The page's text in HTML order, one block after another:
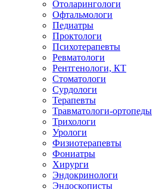
Отоларингологи
Офтальмологи
Педиатры
Проктологи
Психотерапевты
Ревматологи
Рентгенологи, КТ
Стоматологи
Сурдологи
Терапевты
Травматологи-ортопеды
Трихологи
Урологи
Физиотерапевты
Фониатры
Хирурги
Эндокринологи
Эндоскописты